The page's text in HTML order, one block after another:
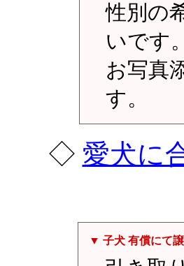
性別の
いです。
お写真
す。
◇ 愛犬に
▼ 子犬 有償にて